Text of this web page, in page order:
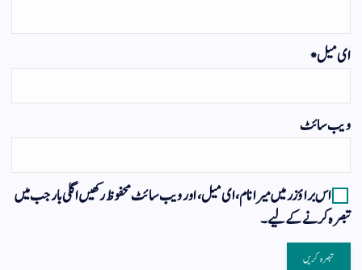
ای میل*
ویب‌ سائٹ
اس براؤزر میں میرا نام، ای میل، اور ویب سائٹ محفوظ رکھیں اگلی بار جب میں
تبصرہ کرنے کےلیے۔